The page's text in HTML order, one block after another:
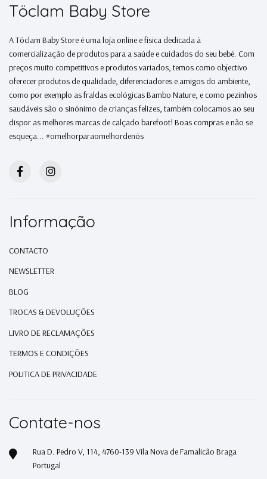
Töclam Baby Store
A Töclam Baby Store é uma loja online e física dedicada à
comercialização de produtos para a saúde e cuidados do seu bebé. Com
preços muito competitivos e produtos variados, temos como objectivo
oferecer produtos de qualidade, diferenciadores e amigos do ambiente,
como por exemplo as fraldas ecológicas Bambo Nature, e como pezinhos
saudáveis são o sinónimo de crianças felizes, também colocamos ao seu
dispor as melhores marcas de calçado barefoot! Boas compras e não se
esqueça... #omelhorparaomelhordenós
Informação
CONTACTO
NEWSLETTER
BLOG
TROCAS & DEVOLUÇÕES
LIVRO DE RECLAMAÇÕES
TERMOS E CONDIÇÕES
POLITICA DE PRIVACIDADE
Contate-nos
Rua D. Pedro V, 114, 4760-139 Vila Nova de Famalicão Braga
Portugal